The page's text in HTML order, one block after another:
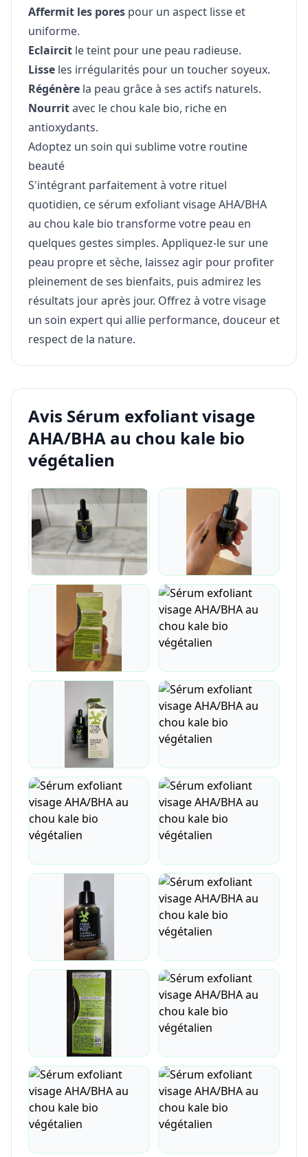
Affermit les pores pour un aspect lisse et
uniforme.
Eclaircit le teint pour une peau radieuse.
Lisse les irrégularités pour un toucher soyeux.
Régénère la peau grâce à ses actifs naturels.
Nourritavec le chou kale bio, riche en
antioxydants.
Adoptez un soin qui sublime votre routine
beauté
S'intégrant parfaitement à votre rituel
quotidien, ce sérum exfoliant visage AHA/BHA
au chou kale bio transforme votre peau en
quelques gestes simples. Appliquez-le sur une
peau propre et sèche, laissez agir pour profiter
pleinement de ses bienfaits, puis admirez les
résultats jour après jour. Offrez à votre visage
un soin expert qui allie performance, douceur et
respect de la nature.
Avis Sérum exfoliant visage
AHA/BHA au chou kale bio
végétalien